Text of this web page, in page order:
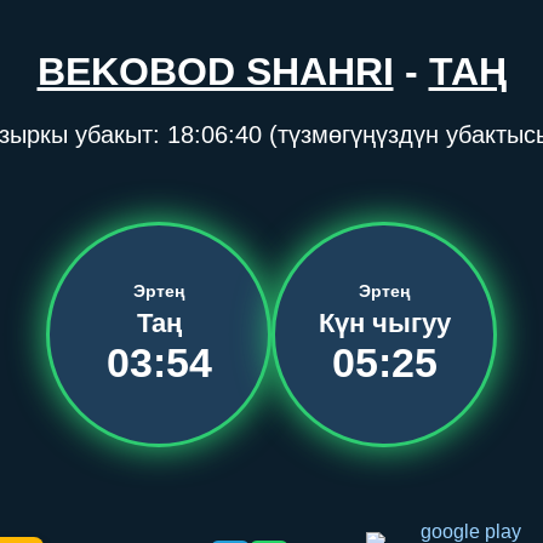
BEKOBOD SHAHRI - ТАҢ
убакыт: 18:06:40(түзмөгүңүздүн
Эртең
Таң
03:54
Эртең
Күн чыгуу
05:25